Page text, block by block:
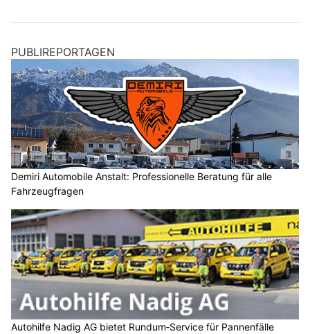
PUBLIREPORTAGEN
Demiri Automobile Anstalt: Professionelle Beratung für alle
Fahrzeugfragen
Autohilfe Nadig AG bietet Rundum‑Service für Pannenfälle